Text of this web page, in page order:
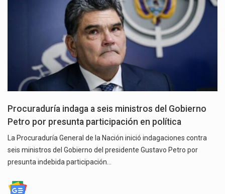
Procuraduría indaga a seis ministros del Gobierno
Petro por presunta participación en política
La Procuraduría General de la Nación inició indagaciones contra
seis ministros del Gobierno del presidente Gustavo Petro por
presunta indebida participación…